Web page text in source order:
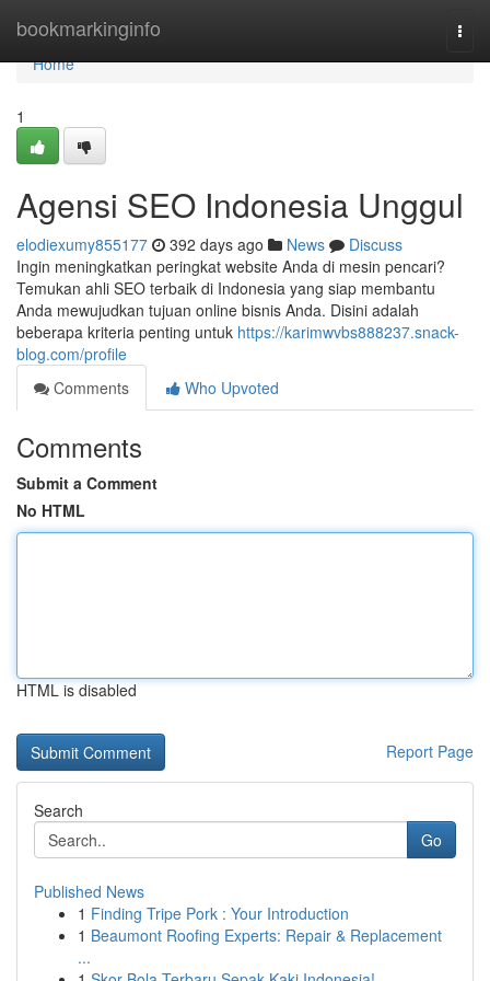
bookmarkinginfo
Home
Home
1
Agensi SEO Indonesia Unggul
elodiexumy855177 392 days ago News
Discuss
Ingin meningkatkan peringkat website Anda di mesin pencari?
Temukan ahli SEO terbaik di Indonesia yang siap membantu
Anda mewujudkan tujuan online bisnis Anda. Disini adalah
beberapa kriteria penting untuk https://karimwvbs888237.snack-
blog.com/profile
Comments
Who Upvoted
Comments
Submit a Comment
No HTML
HTML is disabled
Report Page
Search
Go
Published News
1 Finding Tripe Pork : Your Introduction
1 Beaumont Roofing Experts: Repair & Replacement
...